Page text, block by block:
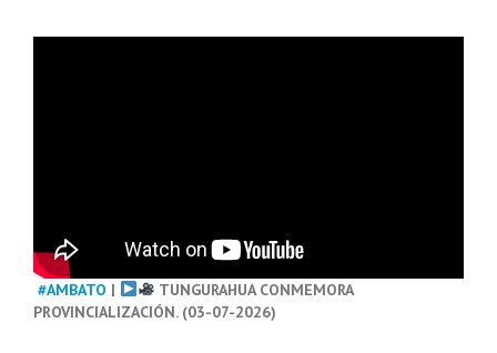
#AMBATO |
TUNGURAHUA CONMEMORA
PROVINCIALIZACIÓN. (03-07-2026)